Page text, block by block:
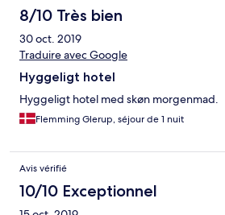
8/10 Très bien
30 oct. 2019
Traduire avec Google
Hyggeligt hotel
Hyggeligt hotel med skøn morgenmad.
Flemming Glerup, séjour de 1 nuit
Avis vérifié
10/10 Exceptionnel